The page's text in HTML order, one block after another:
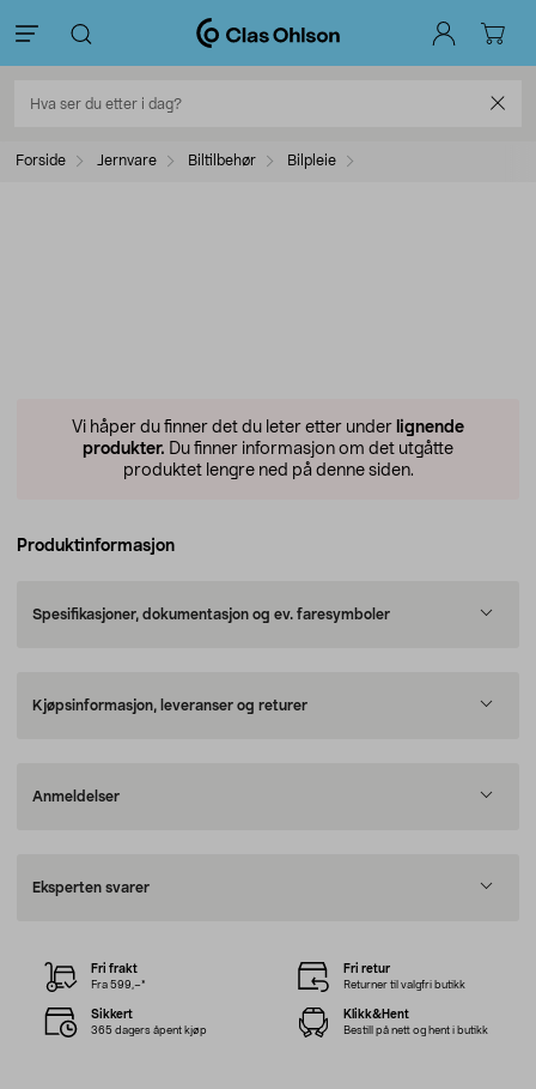
Forside Jernvare Biltilbehør Bilpleie
Vi håper du finner det du leter etter under lignende
produkter. Du finner informasjon om det utgåtte
produktet lengre ned på denne siden.
Produktinformasjon
Spesifikasjoner, dokumentasjon og ev. faresymboler
Kjøpsinformasjon, leveranser og returer
Anmeldelser
Eksperten svarer
Fri frakt
Fra 599,–*
Fri retur
Returner til valgfri butikk
Sikkert
365 dagers åpent kjøp
Klikk&Hent
Bestill på nett og hent i butikk